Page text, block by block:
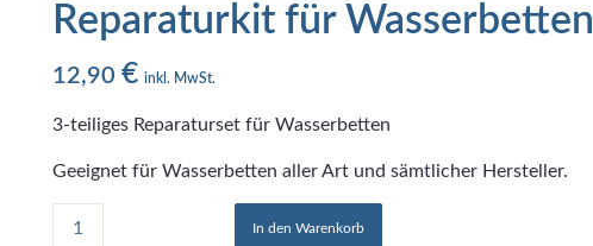
Reparaturkit für Wasserbetten
12,90€ inkl. MwSt.
3-teiliges Reparaturset für Wasserbetten
Geeignet für Wasserbetten aller Art und sämtlicher Hersteller.
In den Warenkorb